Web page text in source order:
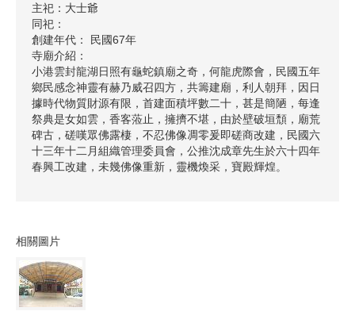
主祀：大士爺
同祀：
創建年代： 民國67年
寺廟介紹：
小港雲封龍湖日照有龜蛇鎮廟之奇，何龍虎際會，民國五年
鄉民感念神靈有赫乃威召四方，共籌建廟，利人朝拜，因日
據時代物質財源有限，首建面積坪數二十，甚是簡陋，每逢
祭典是女如雲，香客蒞止，擁擠不堪，由於壁破垣頹，廟荒
碑古，磋嘆眾佛露棲，不忍佛像凋零爰即磋商改建，民國六
十三年十二月組織管理委員會，公推沈成章先生於六十四年
春興工改建，未幾佛像重新，靈機煥采，寶殿輝煌。
相關圖片